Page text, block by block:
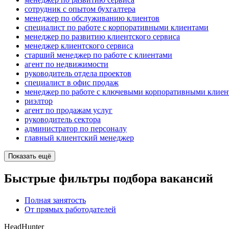
сотрудник с опытом бухгалтера
менеджер по обслуживанию клиентов
специалист по работе с корпоративными клиентами
менеджер по развитию клиентского сервиса
менеджер клиентского сервиса
старший менеджер по работе с клиентами
агент по недвижимости
руководитель отдела проектов
специалист в офис продаж
менеджер по работе с ключевыми корпоративными
риэлтор
агент по продажам услуг
руководитель сектора
администратор по персоналу
главный клиентский менеджер
Показать ещё
Быстрые фильтры подбора вакансий
Полная занятость
От прямых работодателей
HeadHunter